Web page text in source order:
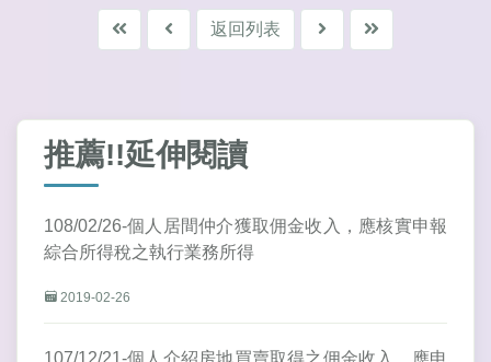
返回列表
推薦!!延伸閱讀
108/02/26-個人居間仲介獲取佣金收入，應核實申報
綜合所得稅之執行業務所得
2019-02-26